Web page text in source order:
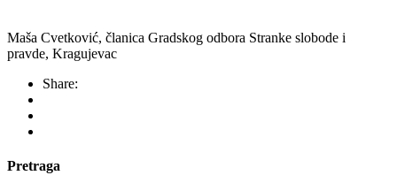
Maša Cvetković, članica Gradskog odbora Stranke slobode i
pravde, Kragujevac
Share:
Pretraga